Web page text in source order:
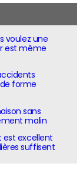
voulez une
est même
forme
sans
malin
est excellent
suffisent